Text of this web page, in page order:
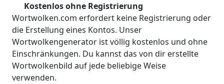
Kostenlos ohne Registrierung
Wortwolken.com erfordert keine Registrierung oder
die Erstellung eines Kontos. Unser
Wortwolkengenerator ist völlig kostenlos und ohne
Einschränkungen. Du kannst das von dir erstellte
Wortwolkenbild auf jede beliebige Weise
verwenden.